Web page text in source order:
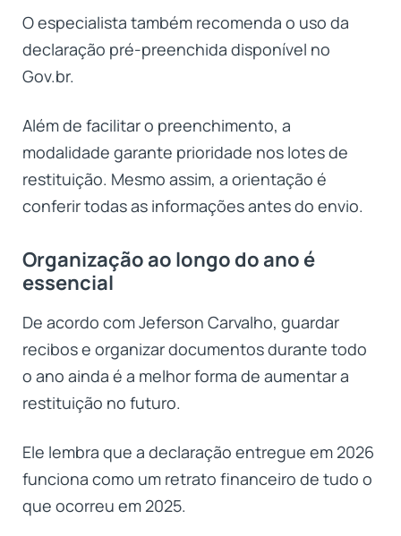
O especialista também recomenda o uso da
declaração pré-preenchida disponível no
Gov.br.
Além de facilitar o preenchimento, a
modalidade garante prioridade nos lotes de
restituição. Mesmo assim, a orientação é
conferir todas as informações antes do envio.
Organização ao longo do ano é
essencial
De acordo com Jeferson Carvalho, guardar
recibos e organizar documentos durante todo
o ano ainda é a melhor forma de aumentar a
restituição no futuro.
Ele lembra que a declaração entregue em 2026
funciona como um retrato financeiro de tudo o
que ocorreu em 2025.